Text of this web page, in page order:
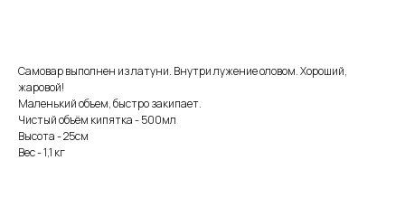
Самовар выполнен из латуни. Внутри лужение оловом. Хороший,
жаровой!
Маленький объем, быстро закипает.
Чистый объём кипятка - 500мл
Высота - 25см
Вес - 1,1 кг